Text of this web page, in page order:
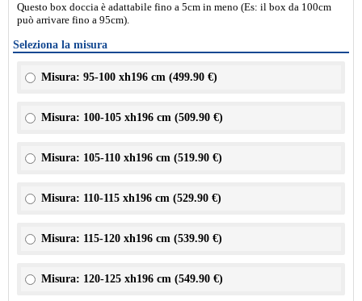
Questo box doccia è adattabile fino a 5cm in meno (Es: il box da 100cm
può arrivare fino a 95cm).
Seleziona la misura
Misura: 95-100 xh196 cm (499.90 €)
Misura: 100-105 xh196 cm (509.90 €)
Misura: 105-110 xh196 cm (519.90 €)
Misura: 110-115 xh196 cm (529.90 €)
Misura: 115-120 xh196 cm (539.90 €)
Misura: 120-125 xh196 cm (549.90 €)